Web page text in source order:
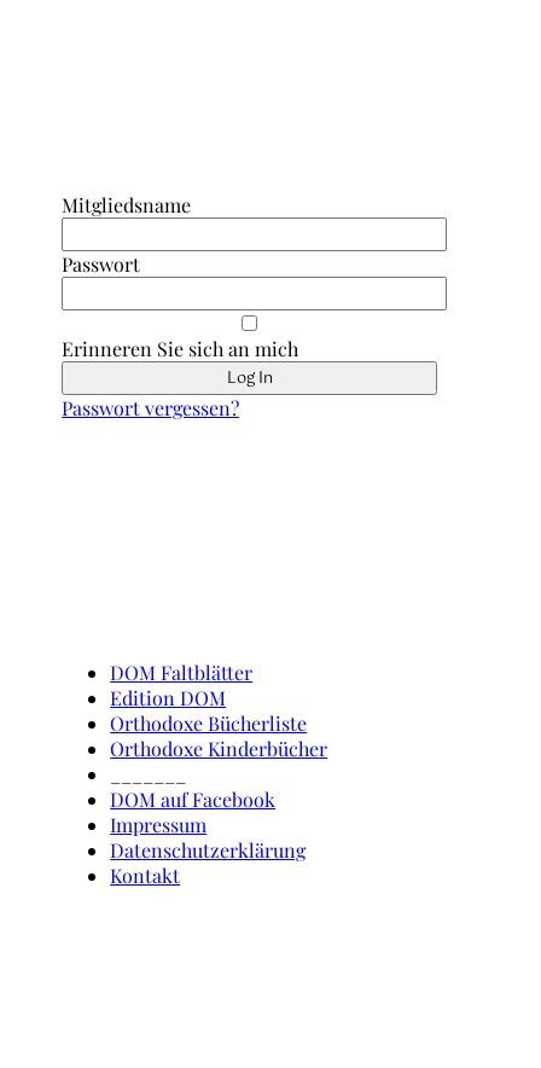
Mitgliedsname
Passwort
Erinneren Sie sich an mich
Passwort vergessen?
DOM Faltblätter
Edition DOM
Orthodoxe Bücherliste
Orthodoxe Kinderbücher
DOM auf Facebook
Impressum
Datenschutzerklärung
Kontakt